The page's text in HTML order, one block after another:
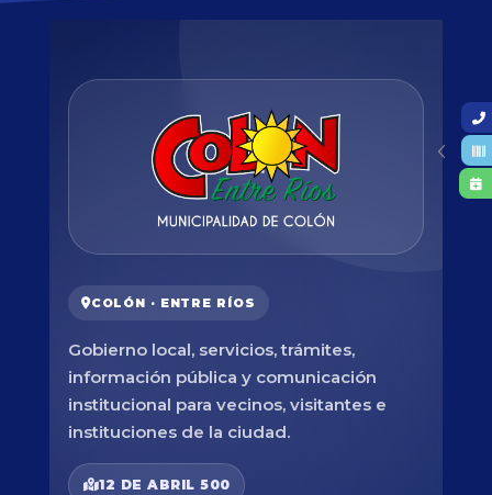
COLÓN · ENTRE RÍOS
Gobierno local, servicios, trámites,
información pública y comunicación
institucional para vecinos, visitantes e
instituciones de la ciudad.
12 DE ABRIL 500